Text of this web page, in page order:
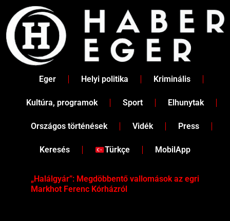
content
Eger Helyi politika Kriminális
Kultúra, programok Sport Elhunytak
Országos történések Vidék Press
Keresés Türkçe MobilApp
„Halálgyár”: Megdöbbentő vallomások az egri
Markhot Ferenc Kórházról